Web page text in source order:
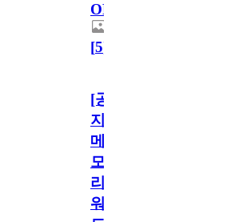
OPEN!
[5]
[공
지]
메
모
리
워